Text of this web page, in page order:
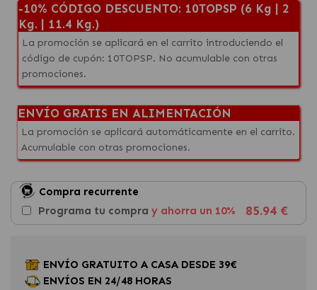
-10% CÓDIGO DESCUENTO: 10TOPSP (6 Kg | 2
Kg. | 11.4 Kg.)
La promoción se aplicará en el carrito introduciendo el
código de cupón: 10TOPSP. No acumulable con otras
promociones.
ENVÍO GRATIS EN ALIMENTACIÓN
La promoción se aplicará automáticamente en el carrito.
Acumulable con otras promociones.
Compra recurrente
Programa tu compra y ahorra un 10% 85.94 €
ENVÍO GRATUITO A CASA DESDE 39€
ENVÍOS EN 24/48 HORAS